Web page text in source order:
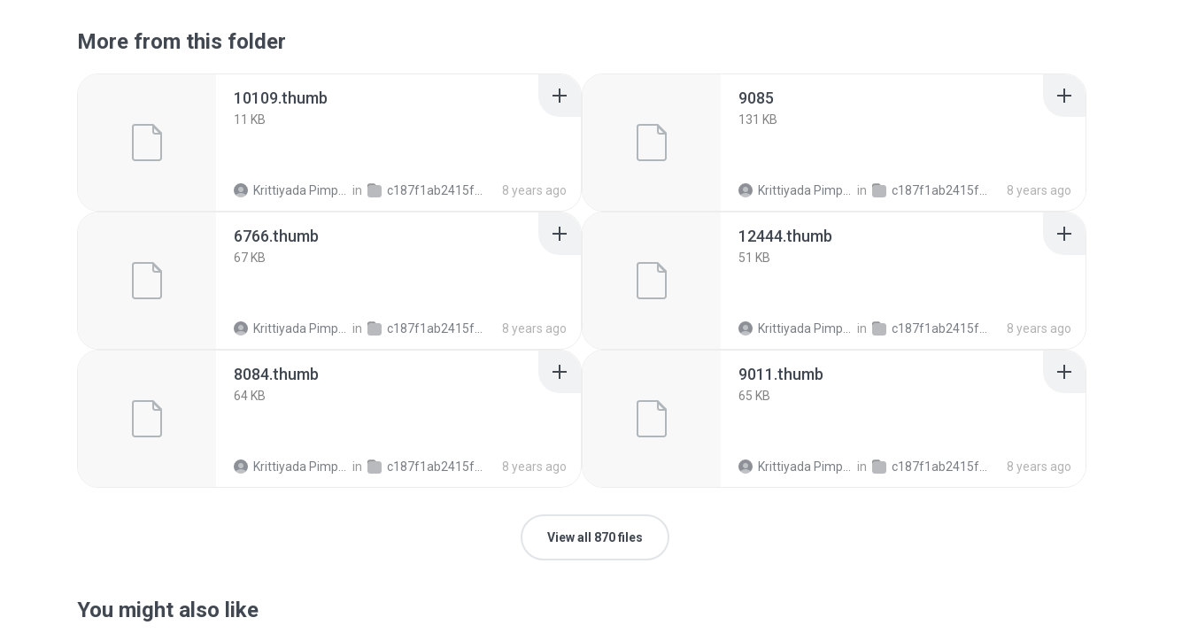
More from this folder
10109.thumb
11 KB
Krittiyada Pimpalai in c187f1ab2415f6106ee7b6dafa5f6c2cb 8 years ago
9085
131 KB
Krittiyada Pimpalai in c187f1ab2415f6106ee7b6dafa5f6c2cb 8 years ago
6766.thumb
67 KB
Krittiyada Pimpalai in c187f1ab2415f6106ee7b6dafa5f6c2cb 8 years ago
12444.thumb
51 KB
Krittiyada Pimpalai in c187f1ab2415f6106ee7b6dafa5f6c2cb 8 years ago
8084.thumb
64 KB
Krittiyada Pimpalai in c187f1ab2415f6106ee7b6dafa5f6c2cb 8 years ago
9011.thumb
65 KB
Krittiyada Pimpalai in c187f1ab2415f6106ee7b6dafa5f6c2cb 8 years ago
View all 870 files
You might also like